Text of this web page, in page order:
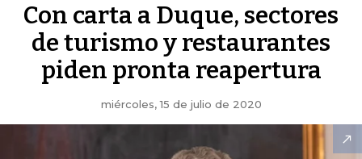
Con carta a Duque, sectores
de turismo y restaurantes
piden pronta reapertura
miércoles, 15 de julio de 2020